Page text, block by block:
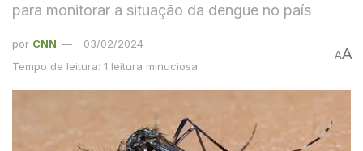
para monitorar a situação da dengue no país
por CNN
03/02/2024
Tempo de leitura: 1 leitura minuciosa
AA